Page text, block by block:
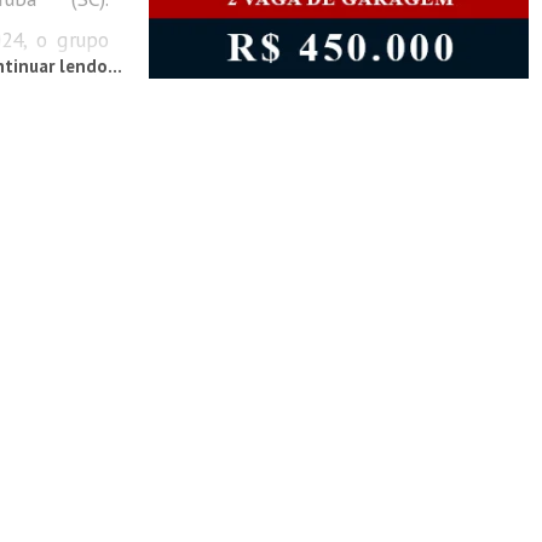
o grupo
do
lendo...